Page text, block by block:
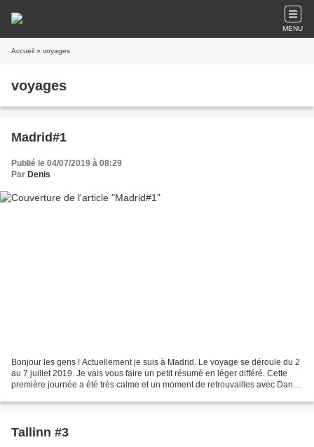
MENU
Accueil » voyages
voyages
Madrid#1
Publié le 04/07/2019 à 08:29
Par Denis
Bonjour les gens ! Actuellement je suis à Madrid. Le voyage se déroule du 2
au 7 juillet 2019. Je vais vous faire un petit résumé en léger différé. Cette
première journée a été très calme et un moment de retrouvailles avec Dan et
Tallinn #3